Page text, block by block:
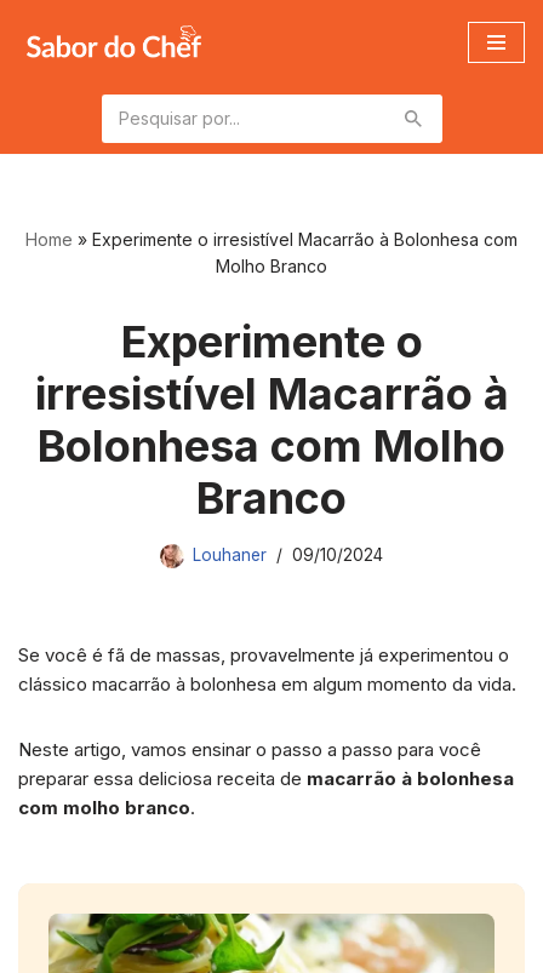
Pular
conteúdo
Home » Experimente o irresistível Macarrão à Bolonhesa com
Molho Branco
Experimente o
irresistível Macarrão à
Bolonhesa com Molho
Branco
Louhaner 09/10/2024
Se você é fã de massas, provavelmente já experimentou o
clássico macarrão à bolonhesa em algum momento da vida.
Neste artigo, vamos ensinar o passo a passo para você
preparar essa deliciosa receita de macarrão à bolonhesa
com molho branco.